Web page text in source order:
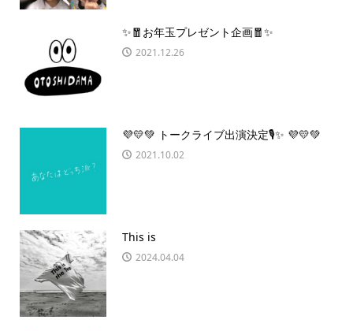
✨🧧お年玉プレゼント企画🧧✨
2021.12.26
💜💛💚 トークライブ出演決定🎙✨ 💜💛💚
2021.10.02
This is
2024.04.04